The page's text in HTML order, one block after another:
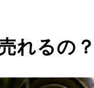
れるの？